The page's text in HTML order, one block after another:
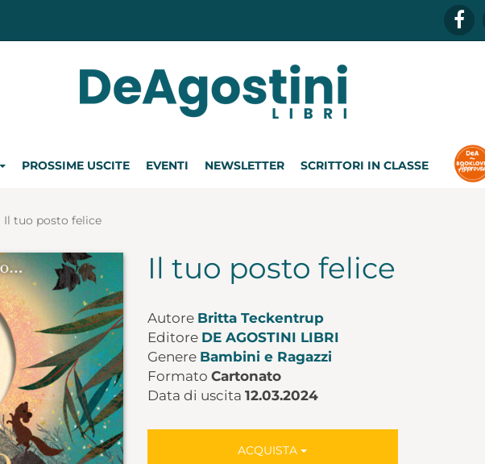
PROSSIME USCITE EVENTI NEWSLETTER SCRITTORI IN CLASSE
Il tuo posto felice
Il tuo posto felice
Autore Britta Teckentrup
Editore DE AGOSTINI LIBRI
Genere Bambini e Ragazzi
Formato Cartonato
Data di uscita 12.03.2024
ACQUISTA